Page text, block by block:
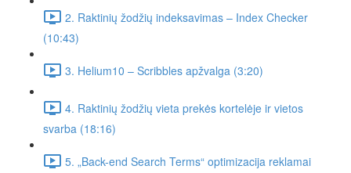
2. Raktinių žodžių indeksavimas – Index Checker
(10:43)
3. Helium10 – Scribbles apžvalga (3:20)
4. Raktinių žodžių vieta prekės kortelėje ir vietos
svarba (18:16)
5. „Back-end Search Terms“ optimizacija reklamai